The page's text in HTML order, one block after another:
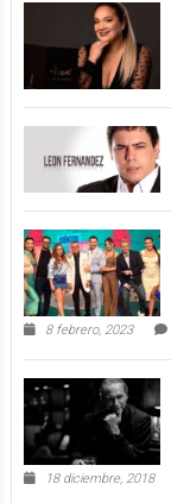
8 febrero, 2023
18 diciembre, 2018